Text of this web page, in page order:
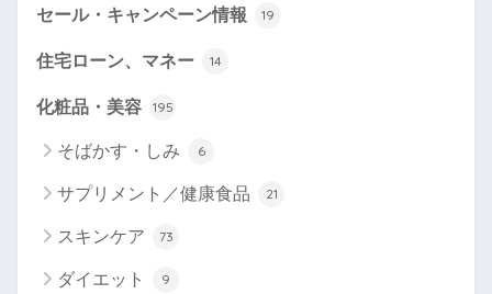
セール・キャンペーン情報 19
住宅ローン、マネー 14
化粧品・美容 195
そばかす・しみ 6
サプリメント／健康食品 21
スキンケア 73
ダイエット 9